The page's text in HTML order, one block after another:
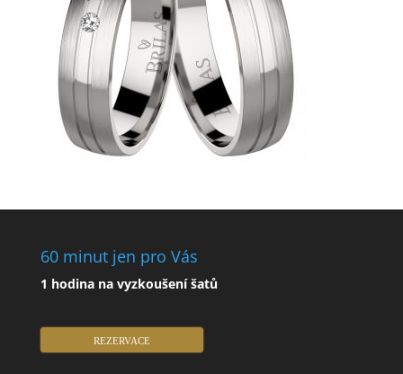
60 minut jen pro Vás
1 hodina na vyzkoušení šatů
REZERVACE